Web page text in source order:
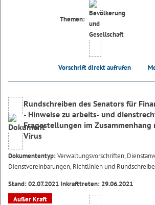
Themen:
Vorschrift direkt aufrufen
Rundschreiben des Senators für
- Hinweise zu arbeits- und
Fragestellungen im Zusammenhang
Virus
Dokumententyp:Verwaltungsvorschriften,
Dienstvereinbarungen, Richtlinien und
Stand: 02.07.2021 Inkrafttreten: 29.06.2021
Außer Kraft